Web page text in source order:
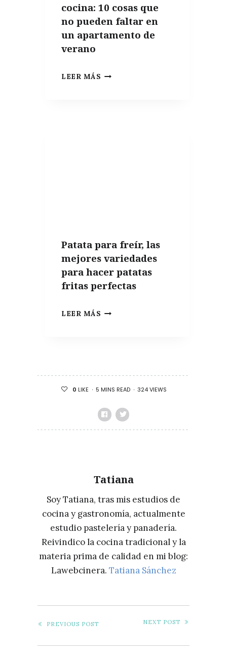
cocina: 10 cosas que
no pueden faltar en
un apartamento de
verano
LEER MÁS INDISPENSABLES
DE
VERANO
Patata para freír, las
mejores variedades
para hacer patatas
fritas perfectas
LEER MÁS PATATA
HACER
0 LIKE 5 MINS READ 324 VIEWS
Tatiana
Soy Tatiana, tras mis estudios de
cocina y gastronomía, actualmente
estudio pastelería y panadería.
Reivindico la cocina tradicional y la
materia prima de calidad en mi blog:
Lawebcinera. Tatiana Sánchez
PREVIOUS POST NEXT POST